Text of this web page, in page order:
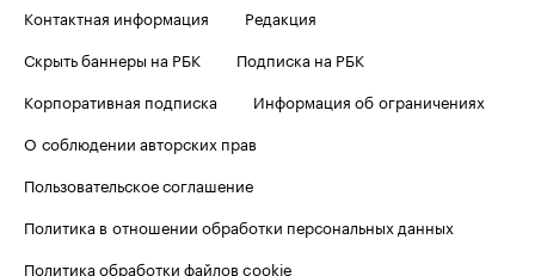
Контактная информация
Редакция
Скрыть баннеры на РБК
Подписка на РБК
Корпоративная подписка
Информация об ограничениях
О соблюдении авторских прав
Пользовательское соглашение
Политика в отношении обработки персональных данных
Политика обработки файлов cookie